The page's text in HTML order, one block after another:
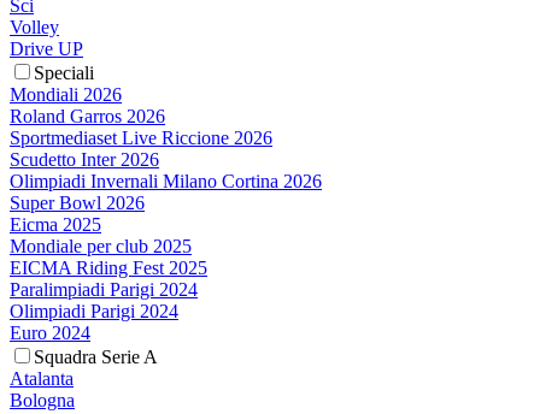
Sci
Volley
Drive UP
Speciali
Mondiali 2026
Roland Garros 2026
Sportmediaset Live Riccione 2026
Scudetto Inter 2026
Olimpiadi Invernali Milano Cortina 2026
Super Bowl 2026
Eicma 2025
Mondiale per club 2025
EICMA Riding Fest 2025
Paralimpiadi Parigi 2024
Olimpiadi Parigi 2024
Euro 2024
Squadra Serie A
Atalanta
Bologna